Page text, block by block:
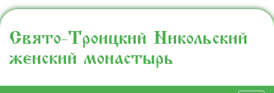
Свято-Троицкий Никольский
женский монастырь